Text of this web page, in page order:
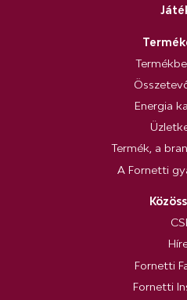
Energia
Termék, a
A Fornetti
Fornetti
Fornetti